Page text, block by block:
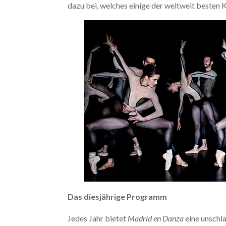
dazu bei, welches einige der weltweit besten
Das diesjährige Programm
Jedes Jahr bietet Madrid en Danzaeine